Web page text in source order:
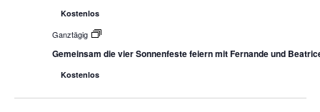
Kostenlos
Ganztägig
Gemeinsam die vier Sonnenfeste feiern mit Fernande und
Kostenlos